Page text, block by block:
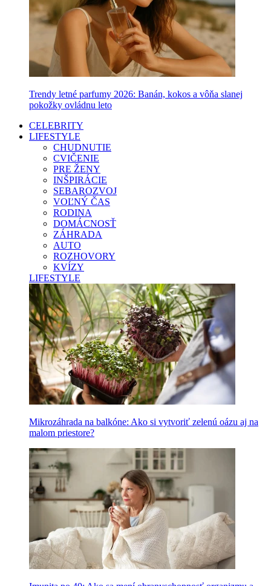
Trendy letné parfumy 2026: Banán, kokos a vôňa slanej
pokožky ovládnu leto
CELEBRITY
LIFESTYLE
CHUDNUTIE
CVIČENIE
PRE ŽENY
INŠPIRÁCIE
SEBAROZVOJ
VOĽNÝ ČAS
RODINA
DOMÁCNOSŤ
ZÁHRADA
AUTO
ROZHOVORY
KVÍZY
LIFESTYLE
Mikrozáhrada na balkóne: Ako si vytvoriť zelenú oázu aj na
malom priestore?